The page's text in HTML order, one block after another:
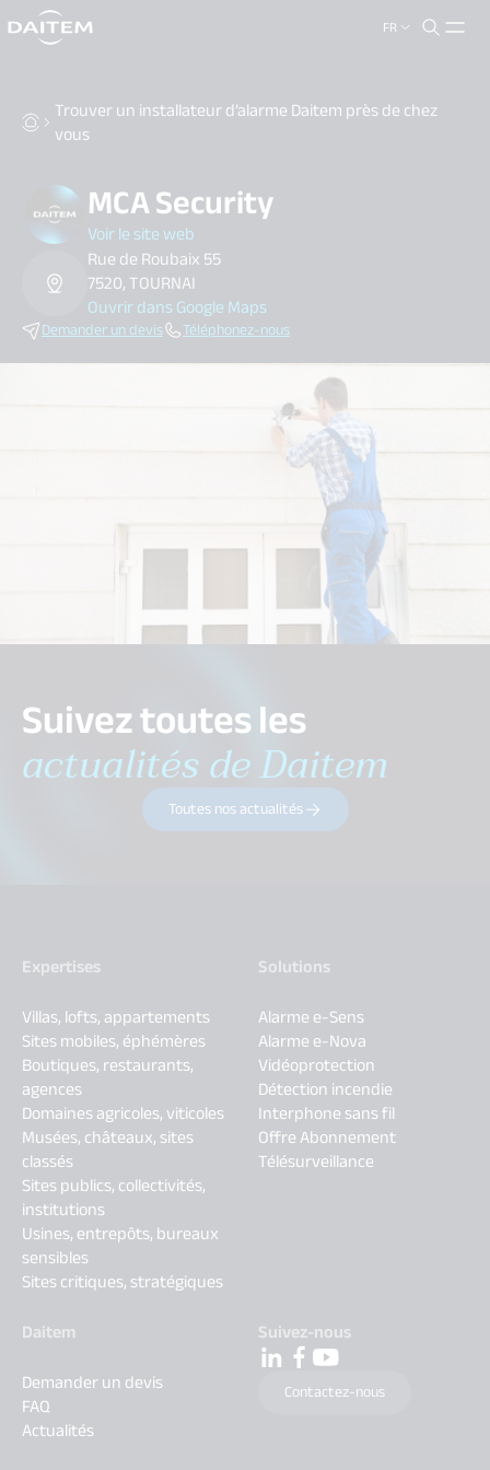
FR
search.label
Trouver un installateur d’alarme Daitem près de chez
vous
MCA Security
Voir le site web
Rue de Roubaix 55
7520, TOURNAI
Ouvrir dans Google Maps
Demander un devis Téléphonez-nous
Suivez toutes les
actualités de Daitem
Toutes nos actualités
Expertises
Villas, lofts, appartements
Sites mobiles, éphémères
Boutiques, restaurants,
agences
Domaines agricoles, viticoles
Musées, châteaux, sites
classés
Sites publics, collectivités,
institutions
Usines, entrepôts, bureaux
sensibles
Sites critiques, stratégiques
Solutions
Alarme e-Sens
Alarme e-Nova
Vidéoprotection
Détection incendie
Interphone sans fil
Offre Abonnement
Télésurveillance
Daitem
Demander un devis
FAQ
Actualités
Suivez-nous
Contactez-nous